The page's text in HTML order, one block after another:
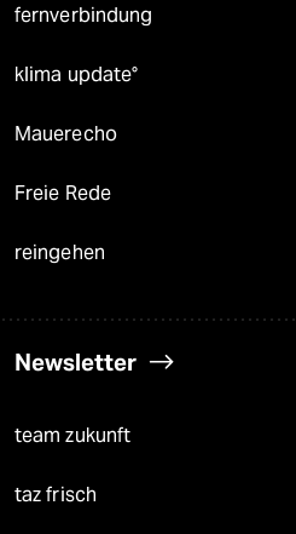
fernverbindung
klima update°
Mauerecho
Freie Rede
reingehen
Newsletter
team zukunft
taz frisch